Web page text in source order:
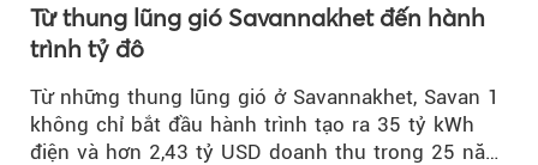
Từ thung lũng gió Savannakhet đến hành
trình tỷ đô
Từ những thung lũng gió ở Savannakhet, Savan 1
không chỉ bắt đầu hành trình tạo ra 35 tỷ kWh
điện và hơn 2,43 tỷ USD doanh thu trong 25 năm